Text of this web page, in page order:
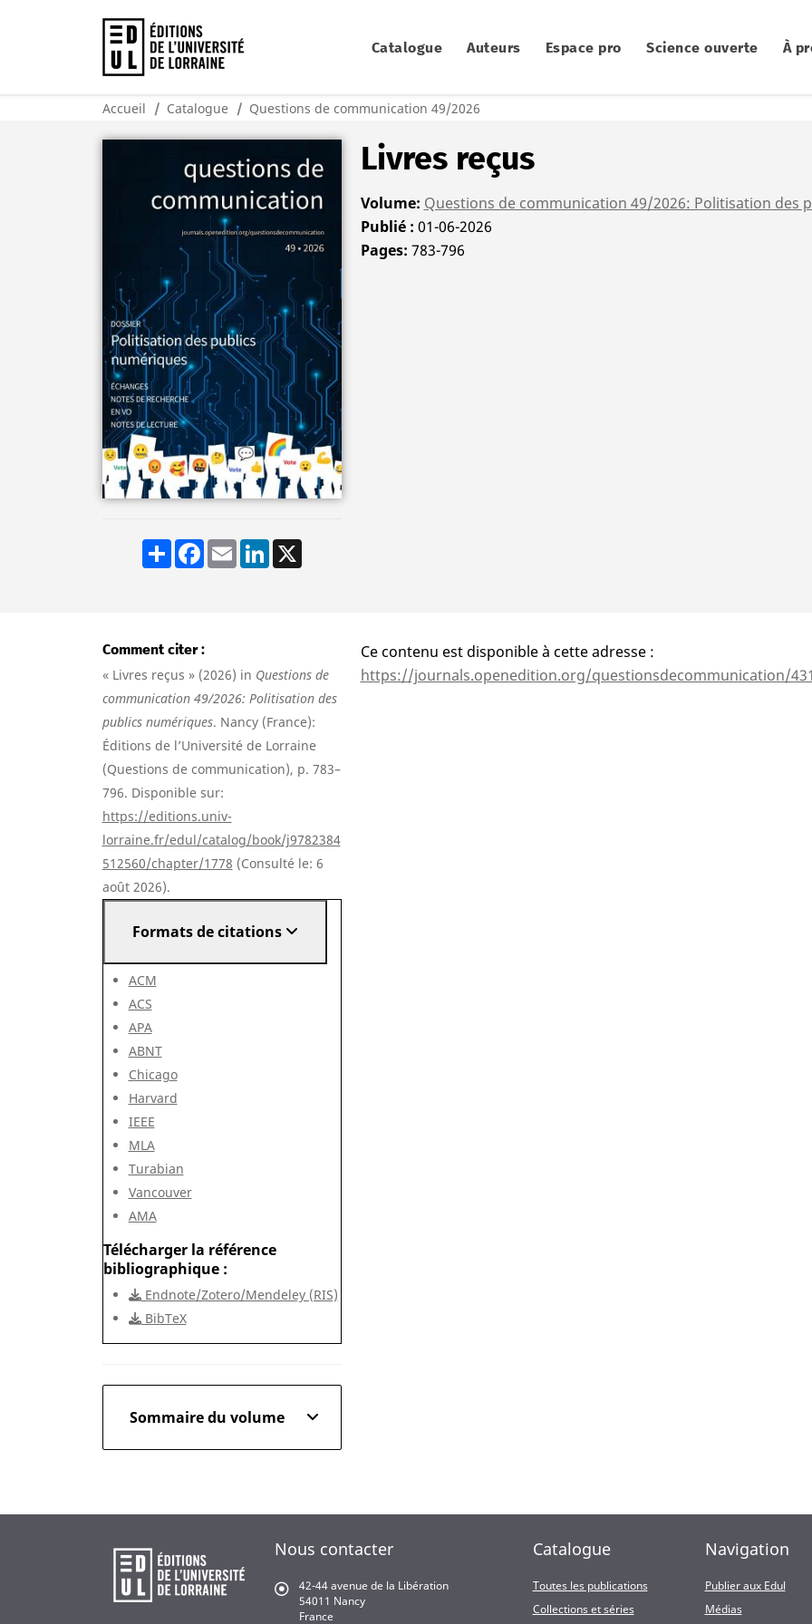
Catalogue Auteurs Espace pro Science ouverte À
Accueil Catalogue Questions de communication 49/2026
ShareFacebook
EmailLinkedIn
X
Livres reçus
Volume Questions de communication 49/2026: Politisation des
Publié 01-06-2026
Pages 783-796
Comment citer
« Livres reçus » (2026) in Questions de
communication 49/2026: Politisation des
publics numériques. Nancy (France):
Éditions de l’Université de Lorraine
(Questions de communication), p. 783–
796. Disponible sur:
https://editions.univ-
lorraine.fr/edul/catalog/book/j9782384
512560/chapter/1778 (Consulté le: 6
août 2026).
Formats de citations
ACM
ACS
APA
ABNT
Chicago
Harvard
IEEE
MLA
Turabian
Vancouver
AMA
Télécharger la référence
bibliographique
Endnote/Zotero/Mendeley (RIS)
BibTeX
Sommaire du volume
Ce contenu est disponible à cette adresse :
https://journals.openedition.org/questionsdecommunication/
Nous contacter
42-44 avenue de la Libération
54011 Nancy
France
Catalogue
Toutes les publications
Collections et séries
Navigation
Publier aux Edul
Médias